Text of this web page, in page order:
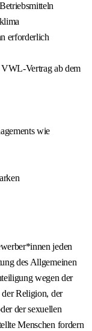
erforderlich
VWL-Vertrag ab dem
wie
jeden
des Allgemeinen
wegen der
der Religion, der
der sexuellen
Menschen fordern